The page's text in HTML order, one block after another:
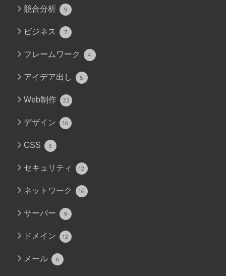
競合分析 9
ビジネス 7
フレームワーク 4
アイデア出し 5
Web制作 22
デザイン 16
CSS 3
セキュリティ 12
ネットワーク 16
サーバー 9
ドメイン 12
メール 6